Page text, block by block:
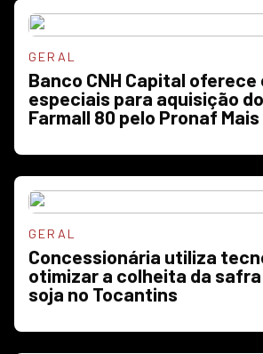
GERAL
Banco CNH Capital
especiais para aquisição
Farmall 80 pelo Pronaf
GERAL
Concessionária utiliza
otimizar a colheita da safra
soja no Tocantins